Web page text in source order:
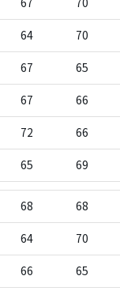
64 70
67 65
67 66
72 66
65 69
68 68
64 70
66 65